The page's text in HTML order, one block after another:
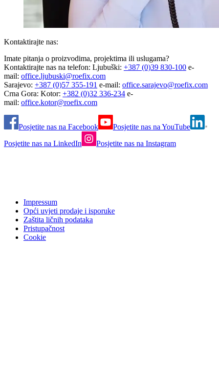
Kontaktirajte nas:
Imate pitanja o proizvodima, projektima ili uslugama?
Kontaktirajte nas na telefon: Ljubuški: +387 (0)39 830-100 e-
mail: office.ljubuski@roefix.com
Sarajevo: +387 (0)57 355-191 e-mail: office.sarajevo@roefix.com
Crna Gora: Kotor: +382 (0)32 336-234 e-
mail: office.kotor@roefix.com
Posjetite nas na Facebook
Posjetite nas na YouTube
Posjetite nas na LinkedIn
Posjetite nas na Instagram
Impressum
Opći uvjeti prodaje i isporuke
Zaštita ličnih podataka
Pristupačnost
Cookie